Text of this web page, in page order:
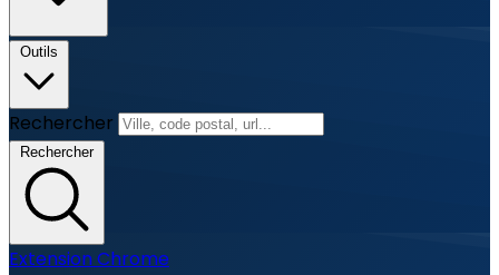
Outils
Rechercher
Rechercher
Extension Chrome